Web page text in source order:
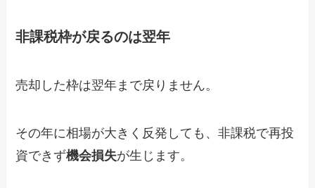
非課税枠が戻るのは翌年
売却した枠は翌年まで戻りません。
その年に相場が大きく反発しても、非課税で再投
資できず機会損失が生じます。